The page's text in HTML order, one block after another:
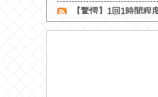
【驚愕】1回1時間程
元日向坂46・松田好